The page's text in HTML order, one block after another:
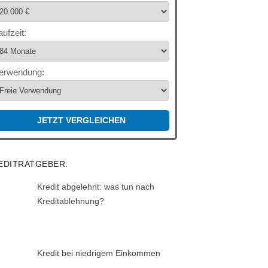
JETZT VERGLEICHEN
Kredit abgelehnt: was tun nach
Kreditablehnung?
Kredit bei niedrigem Einkommen